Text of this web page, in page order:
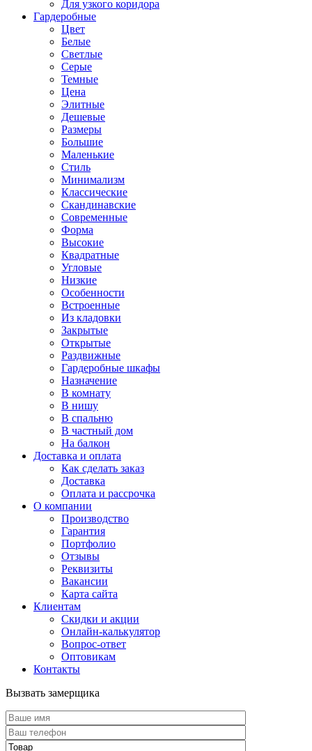
Для узкого коридора
Гардеробные
Цвет
Белые
Светлые
Серые
Темные
Цена
Элитные
Дешевые
Размеры
Большие
Маленькие
Стиль
Минимализм
Классические
Скандинавские
Современные
Форма
Высокие
Квадратные
Угловые
Низкие
Особенности
Встроенные
Из кладовки
Закрытые
Открытые
Раздвижные
Гардеробные шкафы
Назначение
В комнату
В нишу
В спальню
В частный дом
На балкон
Доставка и оплата
Как сделать заказ
Доставка
Оплата и рассрочка
О компании
Производство
Гарантия
Портфолио
Отзывы
Реквизиты
Вакансии
Карта сайта
Клиентам
Скидки и акции
Онлайн-калькулятор
Вопрос-ответ
Оптовикам
Контакты
Вызвать замерщика